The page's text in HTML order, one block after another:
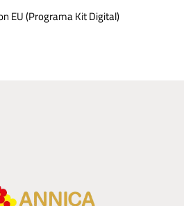
EU (Programa Kit Digital)